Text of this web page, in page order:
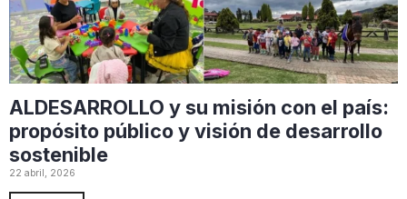
ALDESARROLLO y su misión con el país:
propósito público y visión de desarrollo
sostenible
22 abril, 2026